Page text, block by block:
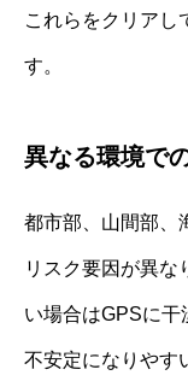
これらをクリアし
す。
異なる環境で
都市部、山間部、
リスク要因が異な
い場合はGPSに
不安定になりやす